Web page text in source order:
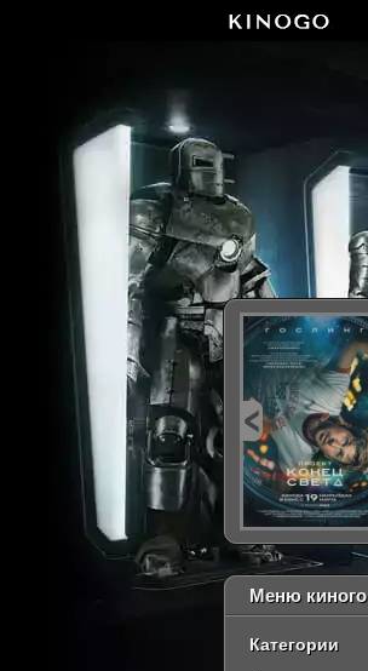
Меню киного
Категории